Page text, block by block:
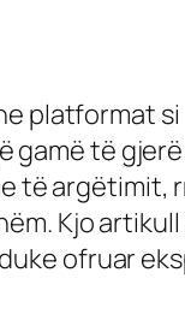
platformat si
gamë të
të argëtimit,
Kjo
ofruar